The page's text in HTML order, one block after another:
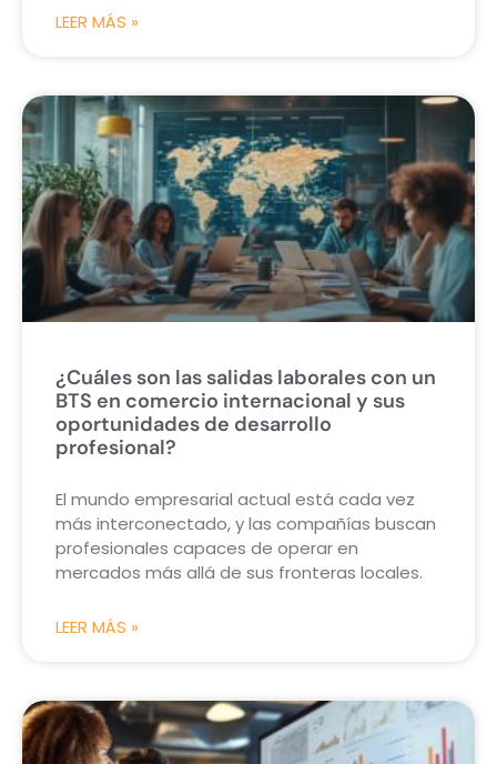
LEER MÁS »
¿Cuáles son las salidas laborales con un
BTS en comercio internacional y sus
oportunidades de desarrollo
profesional?
El mundo empresarial actual está cada vez
más interconectado, y las compañías buscan
profesionales capaces de operar en
mercados más allá de sus fronteras locales.
LEER MÁS »